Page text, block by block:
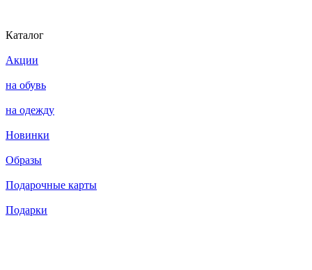
Каталог
Акции
на обувь
на одежду
Новинки
Образы
Подарочные карты
Подарки